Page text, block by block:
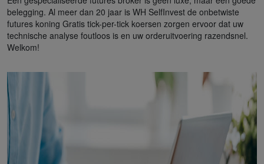
belegging. Al meer dan 20 jaar is WH SelfInvest de onbetwiste
futures koning Gratis tick-per-tick koersen zorgen ervoor dat uw
technische analyse foutloos is en uw orderuitvoering razendsnel.
Welkom!